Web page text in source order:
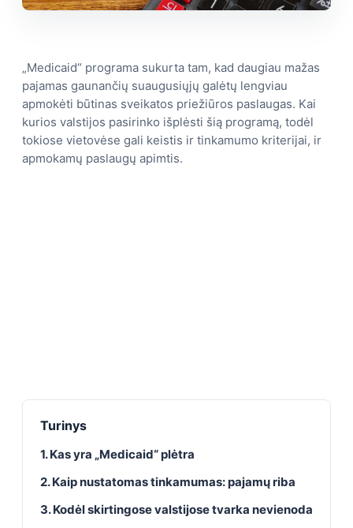
„Medicaid“ programa sukurta tam, kad daugiau mažas
pajamas gaunančių suaugusiųjų galėtų lengviau
apmokėti būtinas sveikatos priežiūros paslaugas. Kai
kurios valstijos pasirinko išplėsti šią programą, todėl
tokiose vietovėse gali keistis ir tinkamumo kriterijai, ir
apmokamų paslaugų apimtis.
Turinys
1. Kas yra „Medicaid“ plėtra
2. Kaip nustatomas tinkamumas: pajamų riba
3. Kodėl skirtingose valstijose tvarka nevienoda